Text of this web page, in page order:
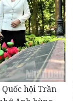
hội Trần